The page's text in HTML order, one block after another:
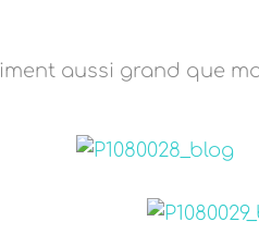
aussi grand que